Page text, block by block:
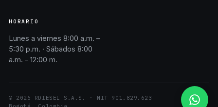
HORARIO
Lunes a viernes 8:00 a.m. –
5:30 p.m. · Sábados 8:00
a.m. – 12:00 m.
© 2026 RDIESEL S.A.S. · NIT 901.829.623